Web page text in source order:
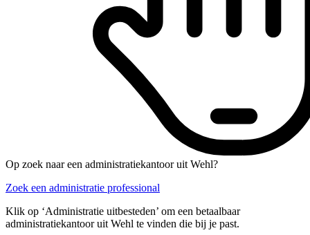
Op zoek naar een administratiekantoor uit Wehl?
Zoek een administratie professional
Klik op ‘Administratie uitbesteden’ om een betaalbaar
administratiekantoor uit Wehl te vinden die bij je past.